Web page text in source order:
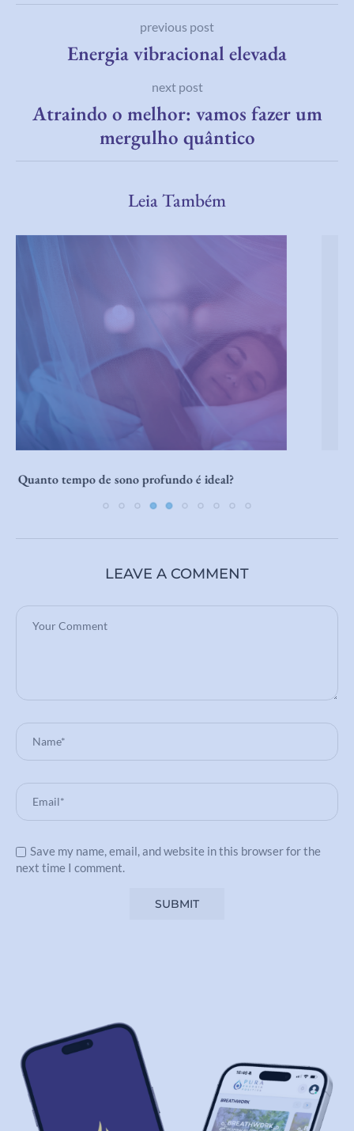
previous post
Energia vibracional elevada
next post
Atraindo o melhor: vamos fazer um
mergulho quântico
Leia Também
Cocriar enquanto dorme
LEAVE A COMMENT
Save my name, email, and website in this browser for the
next time I comment.